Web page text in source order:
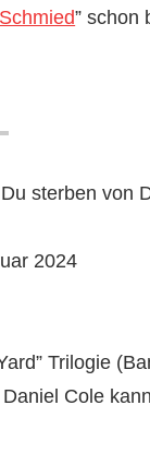
” schon
sterben von
2024
Trilogie
Cole